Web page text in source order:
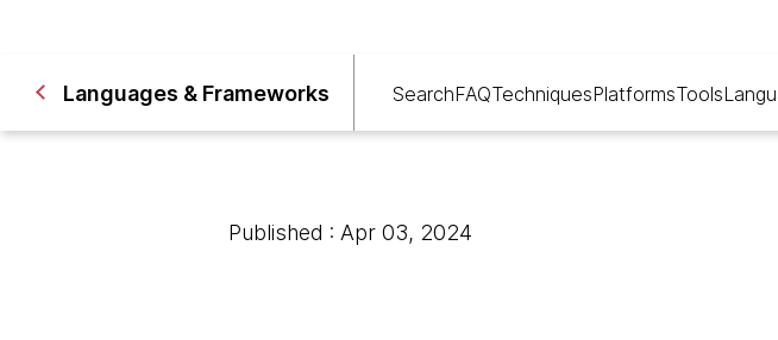
Languages & Frameworks SearchFAQTechniquesPlatformsTools
Published : Apr 03, 2024